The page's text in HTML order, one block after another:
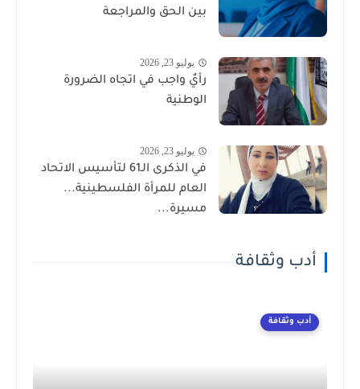
بين الحق والمراجعة
يوليو 23, 2026
رأيٌ واجب في اتجاه الضرورة
الوطنية
يوليو 23, 2026
في الذكرى الـ61 لتأسيس الاتحاد
العام للمرأة الفلسطينية...
مسيرة...
أدب وثقافة
أدب وثقافة